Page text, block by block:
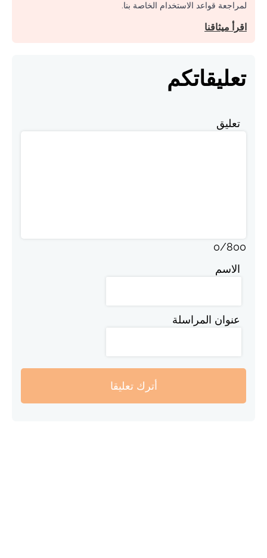
لمراجعة قواعد الاستخدام الخاصة بنا.
اقرأ ميثاقنا
تعليقاتكم
تعليق
0/800
الاسم
عنوان المراسلة
أترك تعليقا